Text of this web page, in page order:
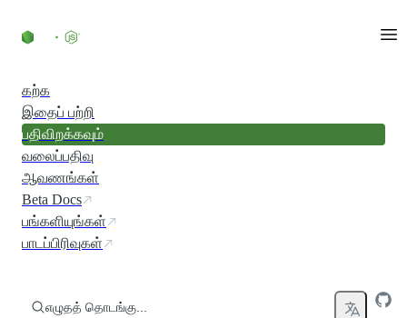
கற்க
இதைப் பற்றி
பதிவிறக்கவும்
வலைப்பதிவு
ஆவணங்கள்
Beta Docs
பங்களியுங்கள்
பாடப்பிரிவுகள்
எழுதத் தொடங்கு...